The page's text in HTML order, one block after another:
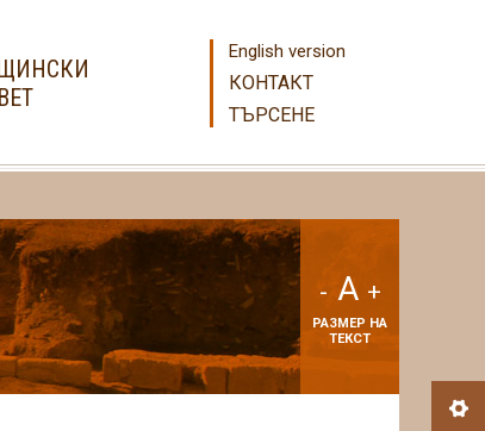
English version
КОНТАКТ
ТЪРСЕНЕ
- A +
РАЗМЕР НА
ТЕКСТ